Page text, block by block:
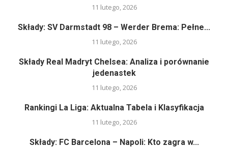
11 lutego, 2026
Składy: SV Darmstadt 98 – Werder Brema: Pełne...
11 lutego, 2026
Składy Real Madryt Chelsea: Analiza i porównanie
jedenastek
11 lutego, 2026
Rankingi La Liga: Aktualna Tabela i Klasyfikacja
11 lutego, 2026
Składy: FC Barcelona – Napoli: Kto zagra w...